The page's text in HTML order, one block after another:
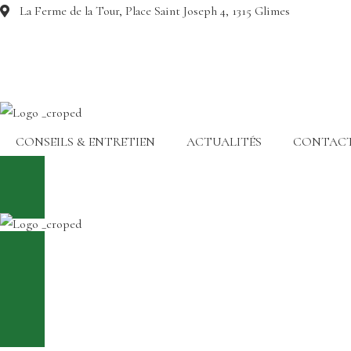
La Ferme de la Tour, Place Saint Joseph 4, 1315 Glimes
CONSEILS & ENTRETIEN ACTUALITÉS